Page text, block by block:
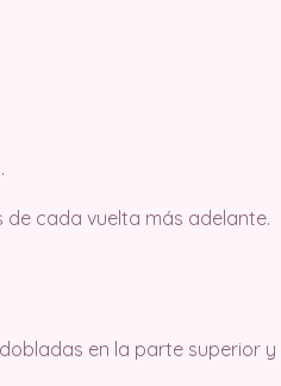
cada vuelta más adelante.
en la parte superior y